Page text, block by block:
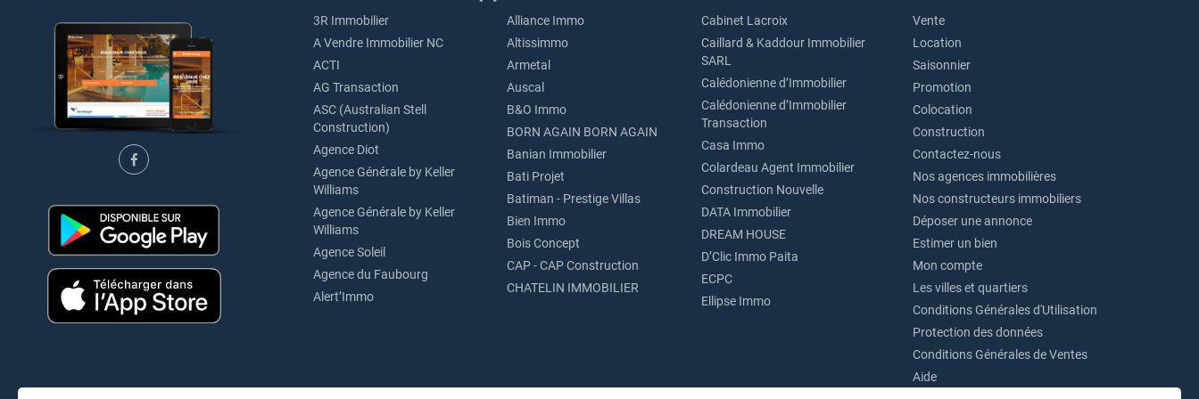
3R Immobilier
A Vendre Immobilier NC
ACTI
AG Transaction
ASC (Australian Stell
Construction)
Agence Diot
Agence Générale by Keller
Williams
Agence Générale by Keller
Williams
Agence Soleil
Agence du Faubourg
Alert’Immo
Alliance Immo
Altissimmo
Armetal
Auscal
B&O Immo
BORN AGAIN BORN AGAIN
Banian Immobilier
Bati Projet
Batiman - Prestige Villas
Bien Immo
Bois Concept
CAP - CAP Construction
CHATELIN IMMOBILIER
Cabinet Lacroix
Caillard & Kaddour Immobilier
SARL
Calédonienne d’Immobilier
Calédonienne d’Immobilier
Transaction
Casa Immo
Colardeau Agent Immobilier
Construction Nouvelle
DATA Immobilier
DREAM HOUSE
D’Clic Immo Paita
ECPC
Ellipse Immo
Vente
Location
Saisonnier
Promotion
Colocation
Construction
Contactez-nous
Nos agences immobilières
Nos constructeurs immobiliers
Déposer une annonce
Estimer un bien
Mon compte
Les villes et quartiers
Conditions Générales d'Utilisation
Protection des données
Conditions Générales de Ventes
Aide